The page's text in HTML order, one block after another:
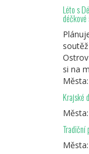
Léto s
déčkové
si na
Města:
Krajské
Města:
Tradiční
Města: